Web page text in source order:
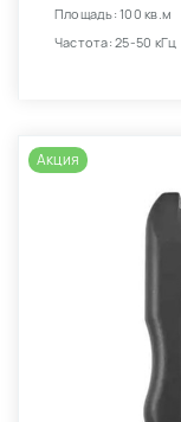
Площадь: 100 кв.м
Частота: 25-50 кГц
Акция